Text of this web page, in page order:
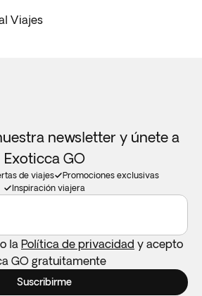
Viajes
newsletter y únete a
Exoticca GO
de viajes
Promociones exclusivas
Inspiración viajera
la Política de privacidad y acepto
GO gratuitamente
Suscribirme